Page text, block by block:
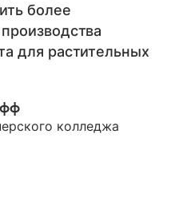
более
для растительных
колледжа